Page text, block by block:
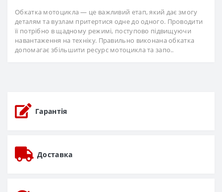
Обкатка мотоцикла — це важливий етап, який дає змогу
деталям та вузлам притертися одне до одного. Проводити
її потрібно в щадному режимі, поступово підвищуючи
навантаження на техніку. Правильно виконана обкатка
допомагає збільшити ресурс мотоцикла та запо..
Гарантія
Доставка